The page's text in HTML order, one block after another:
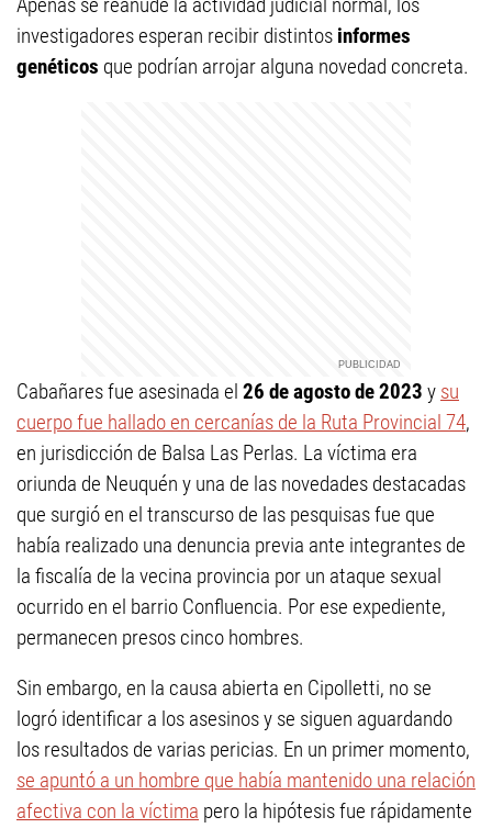
investigadores esperan recibir distintos informes
genéticos que podrían arrojar alguna novedad concreta.
Cabañares fue asesinada el 26 de agosto de 2023 y su
cuerpo fue hallado en cercanías de la Ruta Provincial 74,
en jurisdicción de Balsa Las Perlas. La víctima era
oriunda de Neuquén y una de las novedades destacadas
que surgió en el transcurso de las pesquisas fue que
había realizado una denuncia previa ante integrantes de
la fiscalía de la vecina provincia por un ataque sexual
ocurrido en el barrio Confluencia. Por ese expediente,
permanecen presos cinco hombres.
Sin embargo, en la causa abierta en Cipolletti, no se
logró identificar a los asesinos y se siguen aguardando
los resultados de varias pericias. En un primer momento,
se apuntó a un hombre que había mantenido una relación
afectiva con la víctima pero la hipótesis fue rápidamente